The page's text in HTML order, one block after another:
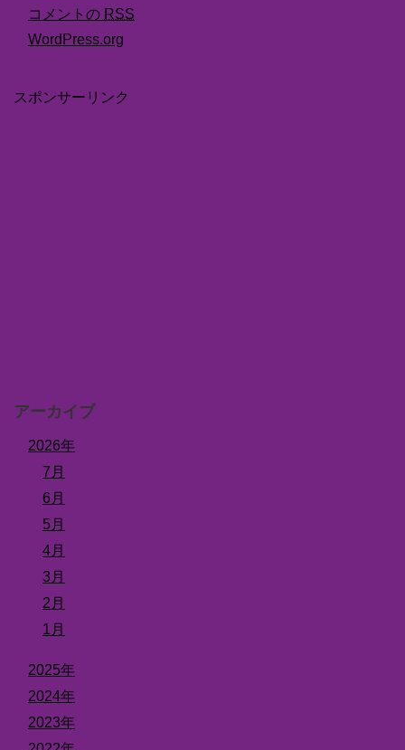
コメントの RSS
WordPress.org
スポンサーリンク
アーカイブ
2026年
7月
6月
5月
4月
3月
2月
1月
2025年
2024年
2023年